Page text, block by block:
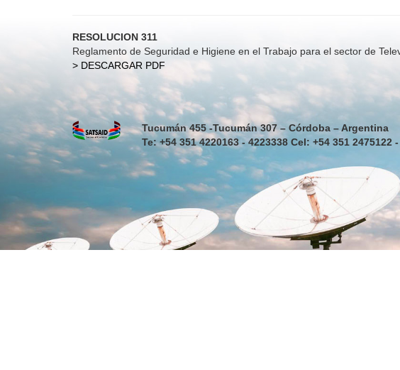
RESOLUCION 311
Reglamento de Seguridad e Higiene en el Trabajo para el sector de
> DESCARGAR PDF
Tucumán 455 -Tucumán 307 – Córdoba – Argentina
Te: +54 351 4220163 - 4223338 Cel: +54 351 2475122